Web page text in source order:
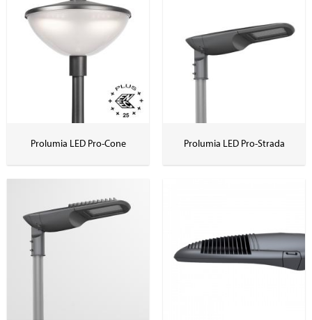
Prolumia LED Pro-Cone Prolumia LED Pro-Strada